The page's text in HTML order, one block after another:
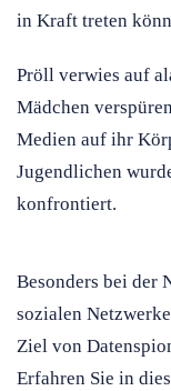
in Kraft treten
Pröll verwies auf
Mädchen
Medien auf ihr
Jugendlichen
konfrontiert.
Besonders bei der
sozialen
Ziel von
Erfahren Sie in